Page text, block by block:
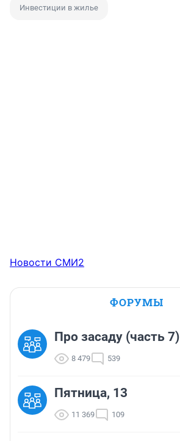
Инвестиции в жилье
Новости СМИ2
ФОРУМЫ
Про засаду (часть 7)
8 479 539
Пятница, 13
11 369 109